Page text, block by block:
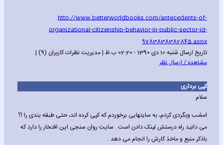
http://www.betterworldbooks.com/antecedents-of-
organizational-citizenship-behavior-in-public-sector-id-
9783838382845.aspx
تاریخ ارسال شنبه 10 دی 1390 - 02:20 ب.ظ | مدیریت نظرات کاربران (9) |
مشاهده / ارسال نظر
کپی برداری
سلام
امشب وبگردی کردم، به سایتهایی برخوردم که کپی کرده اند، حتی طبقه بندی را !؟
می دانید راه درستش لینک دادن است . سایت روان سنجی این افتخار را دارد که
باذکر منبع و ماخذ کارش را انجام می دهد .